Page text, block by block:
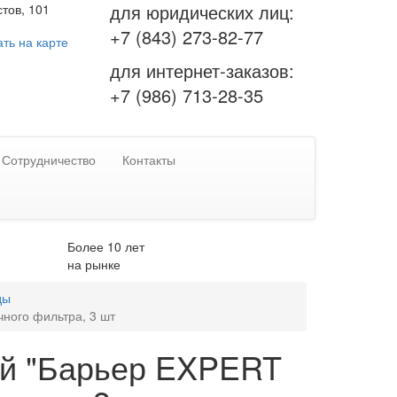
101
на карте
для юридических лиц:
+7 (843) 273-82-77
для интернет-заказов:
+7 (986) 713-28-35
Сотрудничество Контакты
Более 10 лет
на рынке
фильтра, 3 шт
"Барьер EXPERT